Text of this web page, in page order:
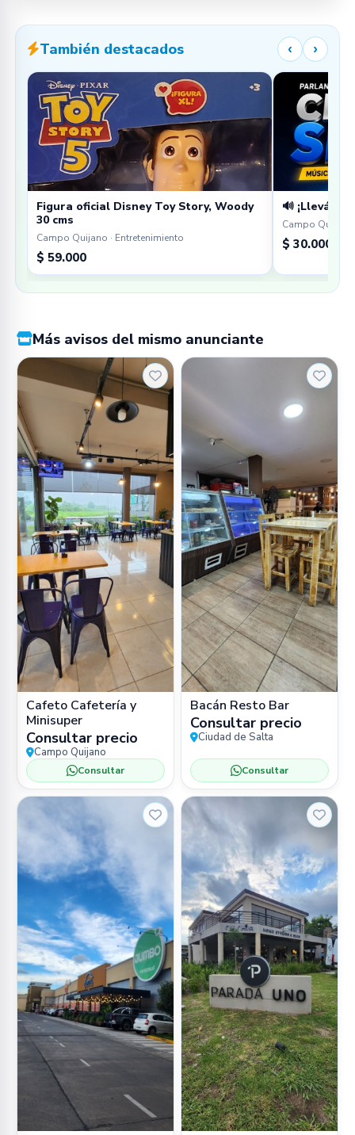
También destacados ‹ ›
Figura oficial Disney Toy Story, Woody
30 cms
Campo Quijano · Entretenimiento
$ 59.000
🔊 ¡Llevá tu
Campo
$ 30.000
Más avisos del mismo anunciante
Cafeto Cafetería y
Minisuper
Consultar precio
Campo Quijano
Consultar
Bacán Resto Bar
Consultar precio
Ciudad de Salta
Consultar